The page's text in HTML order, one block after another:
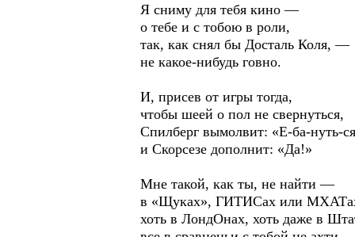
Я сниму для тебя кино —
о тебе и с тобою в роли,
так, как снял бы Досталь Коля, —
не какое-нибудь говно.
И, присев от игры тогда,
чтобы шеей о пол не свернуться,
Спилберг вымолвит: «Е-ба-нуть-
и Скорсезе дополнит: «Да!»
Мне такой, как ты, не найти —
в «Щуках», ГИТИСах или
хоть в ЛондОнах, хоть даже в